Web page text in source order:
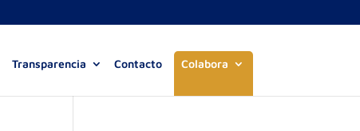
Transparencia Contacto Colabora